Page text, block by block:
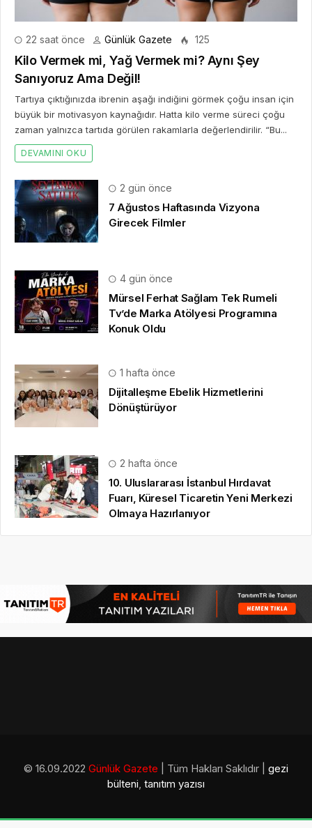
22 saat önce Günlük Gazete 125
Kilo Vermek mi, Yağ Vermek mi? Aynı Şey
Sanıyoruz Ama Değil!
Tartıya çıktığınızda ibrenin aşağı indiğini görmek çoğu insan için
büyük bir motivasyon kaynağıdır. Hatta kilo verme süreci çoğu
zaman yalnızca tartıda görülen rakamlarla değerlendirilir. “Bu...
DEVAMINI OKU
2 gün önce
7 Ağustos Haftasında Vizyona
Girecek Filmler
4 gün önce
Mürsel Ferhat Sağlam Tek Rumeli
Tv’de Marka Atölyesi Programına
Konuk Oldu
1 hafta önce
Dijitalleşme Ebelik Hizmetlerini
Dönüştürüyor
2 hafta önce
10. Uluslararası İstanbul Hırdavat
Fuarı, Küresel Ticaretin Yeni Merkezi
Olmaya Hazırlanıyor
© 16.09.2022 Günlük Gazete | Tüm Hakları Saklıdır | gezi
bülteni, tanıtım yazısı